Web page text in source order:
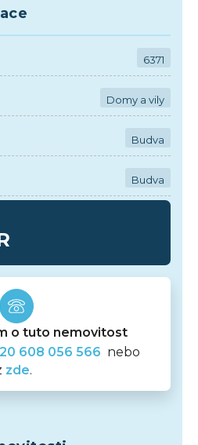
6371
Domy a vily
Budva
Budva
o tuto nemovitost
608 056 566 nebo
zde.